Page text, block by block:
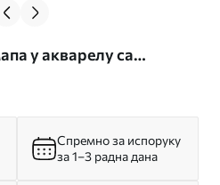
у акварелу са
немачком језику. бр.
Спремно за испоруку
за 1–3 радна дана